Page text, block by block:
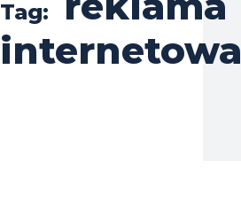
Tag:
internetowa